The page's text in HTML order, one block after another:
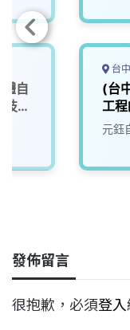
自
術
台
(台
工
元鈺
發佈留言
很抱歉，必須登入